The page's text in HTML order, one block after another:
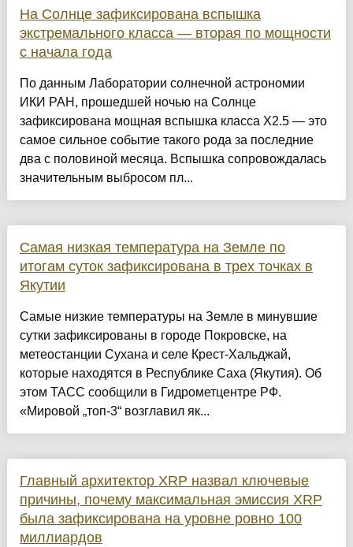
На Солнце зафиксирована вспышка
экстремального класса — вторая по мощности
с начала года
По данным Лаборатории солнечной астрономии
ИКИ РАН, прошедшей ночью на Солнце
зафиксирована мощная вспышка класса X2.5 — это
самое сильное событие такого рода за последние
два с половиной месяца. Вспышка сопровождалась
значительным выбросом пл...
Самая низкая температура на Земле по
итогам суток зафиксирована в трех точках в
Якутии
Самые низкие температуры на Земле в минувшие
сутки зафиксированы в городе Покровске, на
метеостанции Сухана и селе Крест-Хальджай,
которые находятся в Республике Саха (Якутия). Об
этом ТАСС сообщили в Гидрометцентре РФ.
«Мировой „топ-3“ возглавил як...
Главный архитектор XRP назвал ключевые
причины, почему максимальная эмиссия XRP
была зафиксирована на уровне ровно 100
миллиардов